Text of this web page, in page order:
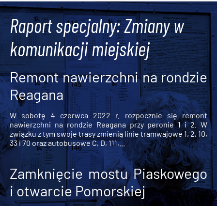
Raport specjalny: Zmiany w
komunikacji miejskiej
Remont nawierzchni na rondzie
Reagana
W sobotę 4 czerwca 2022 r. rozpocznie się remont
nawierzchni na rondzie Reagana przy peronie 1 i 2. W
związku z tym swoje trasy zmienią linie tramwajowe 1, 2, 10,
33 i 70 oraz autobusowe C, D, 111,...
Zamknięcie mostu Piaskowego
i otwarcie Pomorskiej